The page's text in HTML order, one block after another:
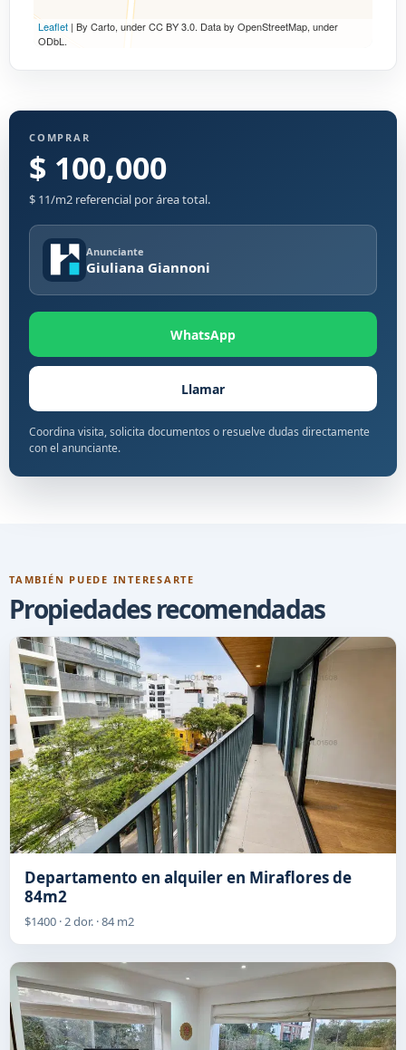
Leaflet | By Carto, under CC BY 3.0. Data by OpenStreetMap, under
ODbL.
COMPRAR
$ 100,000
$ 11/m2 referencial por área total.
Anunciante
Giuliana Giannoni
WhatsApp
Llamar
Coordina visita, solicita documentos o resuelve dudas directamente
con el anunciante.
TAMBIÉN PUEDE INTERESARTE
Propiedades recomendadas
Departamento en alquiler en Miraflores de
84m2
$1400 · 2 dor. · 84 m2